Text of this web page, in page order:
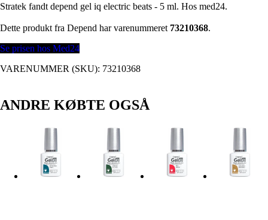
Stratek fandt depend gel iq electric beats - 5 ml. Hos med24.
Dette produkt fra Depend har varenummeret 73210368.
Se prisen hos Med24
VARENUMMER (SKU): 73210368
ANDRE KØBTE OGSÅ